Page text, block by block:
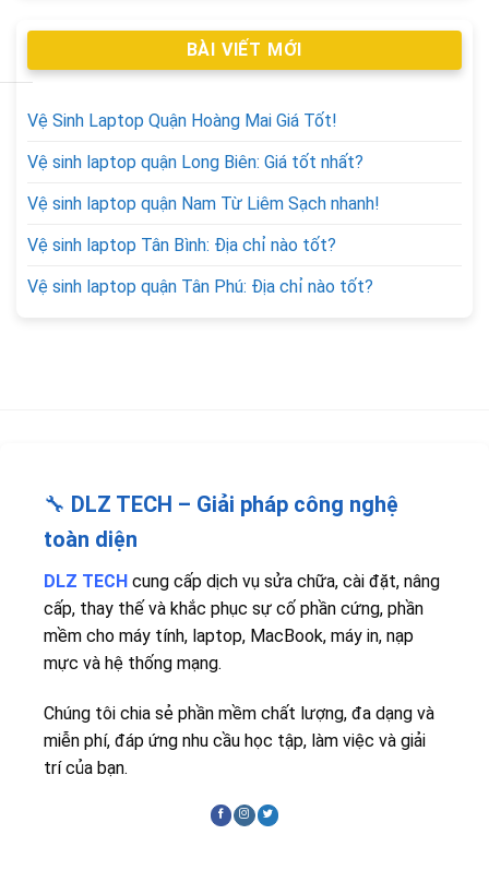
BÀI VIẾT MỚI
Vệ Sinh Laptop Quận Hoàng Mai Giá Tốt!
Vệ sinh laptop quận Long Biên: Giá tốt nhất?
Vệ sinh laptop quận Nam Từ Liêm Sạch nhanh!
Vệ sinh laptop Tân Bình: Địa chỉ nào tốt?
Vệ sinh laptop quận Tân Phú: Địa chỉ nào tốt?
🔧 DLZ TECH – Giải pháp công nghệ
toàn diện
DLZ TECH cung cấp dịch vụ sửa chữa, cài đặt, nâng
cấp, thay thế và khắc phục sự cố phần cứng, phần
mềm cho máy tính, laptop, MacBook, máy in, nạp
mực và hệ thống mạng.
Chúng tôi chia sẻ phần mềm chất lượng, đa dạng và
miễn phí, đáp ứng nhu cầu học tập, làm việc và giải
trí của bạn.